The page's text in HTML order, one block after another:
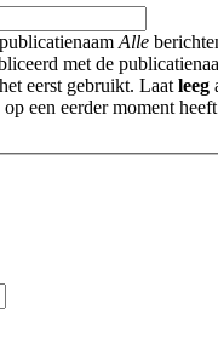
Alle
met de
eerst gebruikt. Laat leeg
een eerder moment